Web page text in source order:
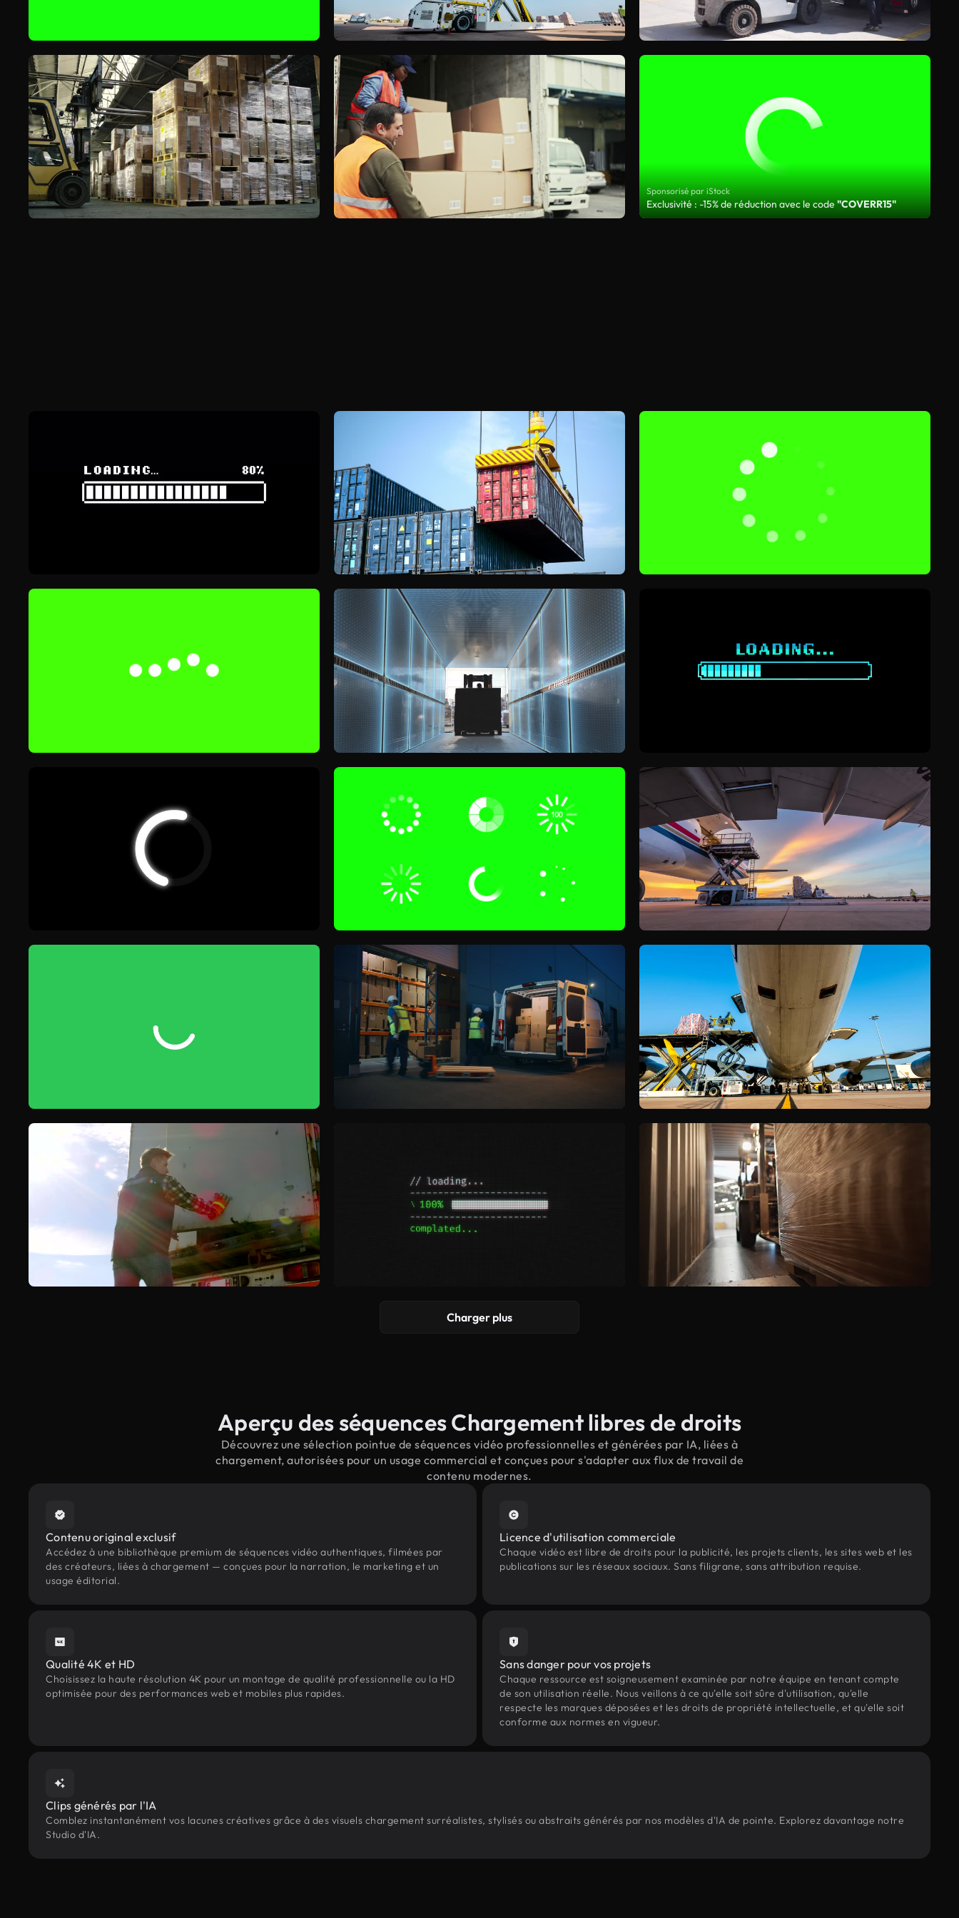
Sponsorisé par iStock
Exclusivité : -15% de réduction avec le code"COVERR15"
Charger plus
Aperçu des séquences Chargement libres de droits
Découvrez une sélection pointue de séquences vidéo professionnelles et générées par IA, liées à
chargement, autorisées pour un usage commercial et conçues pour s'adapter aux flux de travail de
contenu modernes.
Contenu original exclusif
Accédez à une bibliothèque premium de séquences vidéo authentiques, filmées par
des créateurs, liées à chargement — conçues pour la narration, le marketing et un
usage éditorial.
Licence d'utilisation commerciale
Chaque vidéo est libre de droits pour la publicité, les projets clients, les sites web et les
publications sur les réseaux sociaux. Sans filigrane, sans attribution requise.
Qualité 4K et HD
Choisissez la haute résolution 4K pour un montage de qualité professionnelle ou la HD
optimisée pour des performances web et mobiles plus rapides.
Sans danger pour vos projets
Chaque ressource est soigneusement examinée par notre équipe en tenant compte
de son utilisation réelle. Nous veillons à ce qu'elle soit sûre d'utilisation, qu'elle
respecte les marques déposées et les droits de propriété intellectuelle, et qu'elle soit
conforme aux normes en vigueur.
Clips générés par l'IA
Comblez instantanément vos lacunes créatives grâce à des visuels chargement surréalistes, stylisés ou abstraits générés par nos modèles d'IA de pointe. Explorez davantage notre
Studio d'IA.